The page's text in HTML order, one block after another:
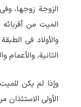
الزوجة زوجها،
المیت من
والأولاد فی
الثانیة، والأعمام
وإذا لم یکن
الأولی